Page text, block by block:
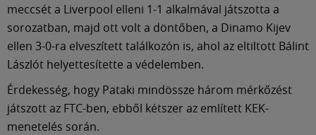
meccsét a Liverpool elleni 1-1 alkalmával játszotta a
sorozatban, majd ott volt a döntőben, a Dinamo Kijev
ellen 3-0-ra elveszített találkozón is, ahol az eltiltott Bálint
Lászlót helyettesítette a védelemben.
Érdekesség, hogy Pataki mindössze három mérkőzést
játszott az FTC-ben, ebből kétszer az említett KEK-
menetelés során.
Múzeum
English